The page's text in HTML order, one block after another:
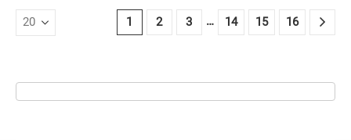
1 2 3 … 14 15 16